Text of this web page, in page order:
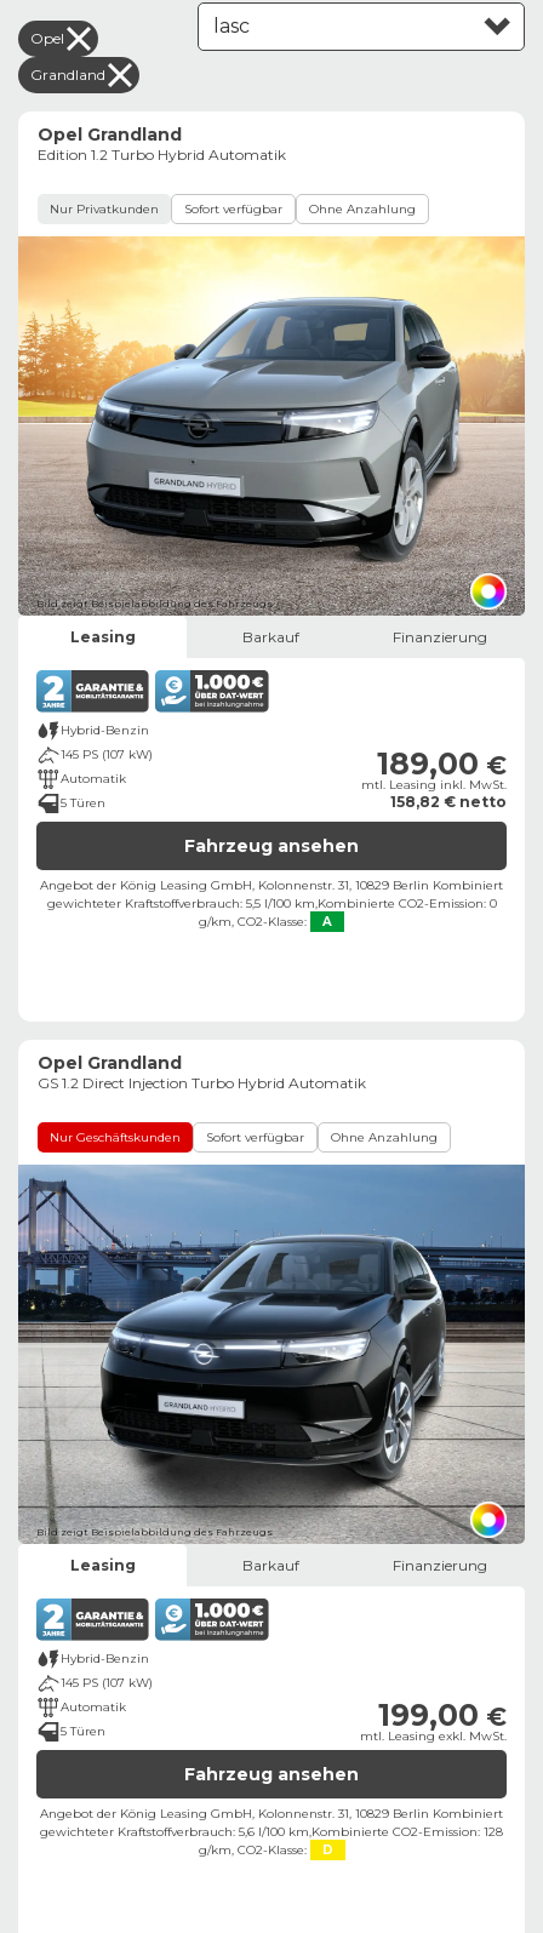
Opel
Grandland
Leasing aufsteigend
Opel Grandland
Edition 1.2 Turbo Hybrid Automatik
Nur Privatkunden Sofort verfügbar Ohne Anzahlung
Bild zeigt Beispielabbildung des Fahrzeugs
Leasing Barkauf Finanzierung
Hybrid-Benzin
145 PS (107 kW)
Automatik
5 Türen
189,00 €
mtl. Leasing inkl. MwSt.
158,82 € netto
Fahrzeug ansehen
Angebot der König Leasing GmbH, Kolonnenstr. 31, 10829 Berlin ​ Kombiniert
gewichteter Kraftstoffverbrauch: 5,5 l/100 km,Kombinierte CO2-Emission: 0
g/km, CO2-Klasse: A
Opel Grandland
GS 1.2 Direct Injection Turbo Hybrid Automatik
Nur Geschäftskunden Sofort verfügbar Ohne Anzahlung
Bild zeigt Beispielabbildung des Fahrzeugs
Leasing Barkauf Finanzierung
Hybrid-Benzin
145 PS (107 kW)
Automatik
5 Türen
199,00 €
mtl. Leasing exkl. MwSt.
Fahrzeug ansehen
Angebot der König Leasing GmbH, Kolonnenstr. 31, 10829 Berlin ​ Kombiniert
gewichteter Kraftstoffverbrauch: 5,6 l/100 km, Kombinierte CO2-Emission: 128
g/km, CO2-Klasse: D